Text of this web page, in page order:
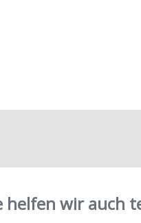
helfen wir auch